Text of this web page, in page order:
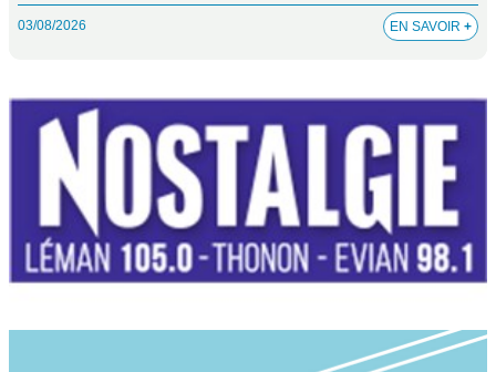
03/08/2026 EN SAVOIR +